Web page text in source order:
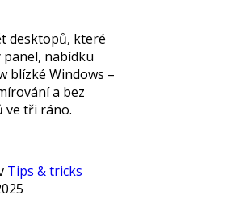
desktopů, které
nabídku
blízké Windows –
a bez
ve tři ráno.
Tips & tricks